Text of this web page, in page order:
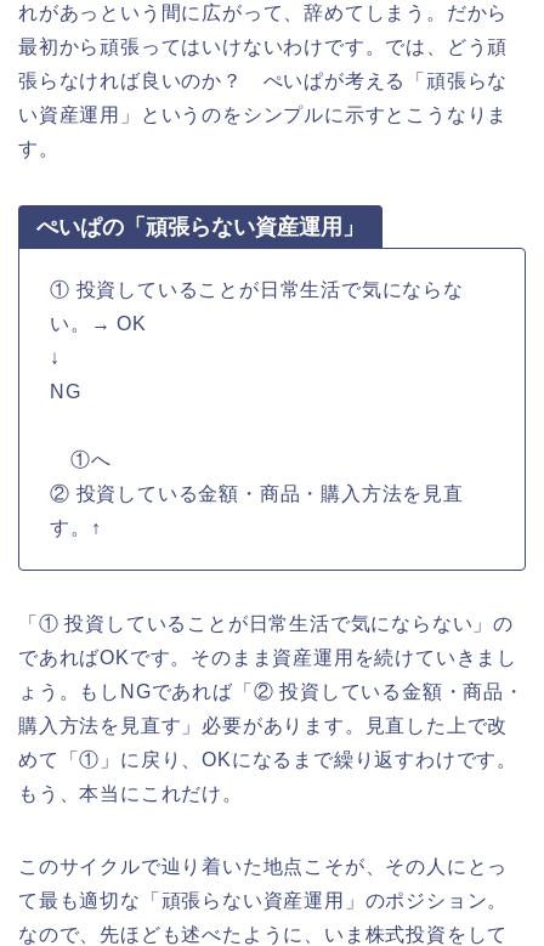
れがあっという間に広がって、辞めてしまう。だから
最初から頑張ってはいけないわけです。では、どう頑
張らなければ良いのか？ ぺいぱが考える「頑張らな
い資産運用」というのをシンプルに示すとこうなりま
す。
ぺいぱの「頑張らない資産運用」
① 投資していることが日常生活で気にならな
い。→ OK
↓
NG
①へ
② 投資している金額・商品・購入方法を見直
す。↑
「① 投資していることが日常生活で気にならない」の
であればOKです。そのまま資産運用を続けていきまし
ょう。もしNGであれば「② 投資している金額・商品・
購入方法を見直す」必要があります。見直した上で改
めて「①」に戻り、OKになるまで繰り返すわけです。
もう、本当にこれだけ。
このサイクルで辿り着いた地点こそが、その人にとっ
て最も適切な「頑張らない資産運用」のポジション。
なので、先ほども述べたように、いま株式投資をして